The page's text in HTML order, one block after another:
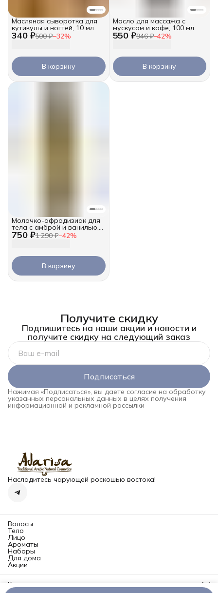
340 ₽500 ₽−32%
Масляная сыворотка для
кутикулы и ногтей, 10 мл
В корзину
550 ₽946 ₽−42%
Масло для массажа с
мускусом и кофе, 100 мл
В корзину
750 ₽1 290 ₽−42%
Молочко-афродизиак для
тела с амброй и ванилью,
250 мл
В корзину
Получите скидку
Подпишитесь на наши акции и новости и
получите скидку на следующий заказ
Подписаться
Нажимая «Подписаться», вы даете согласие на обработку
указанных персональных данных в целях получения
информационной и рекламной рассылки
Насладитесь чарующей роскошью востока!
Волосы
Тело
Лицо
Ароматы
Наборы
Для дома
Акции
Контакты